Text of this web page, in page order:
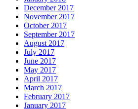
December 2017
November 2017
October 2017
September 2017
August 2017
July 2017
June 2017
May 2017
April 2017
March 2017
February 2017
January 2017